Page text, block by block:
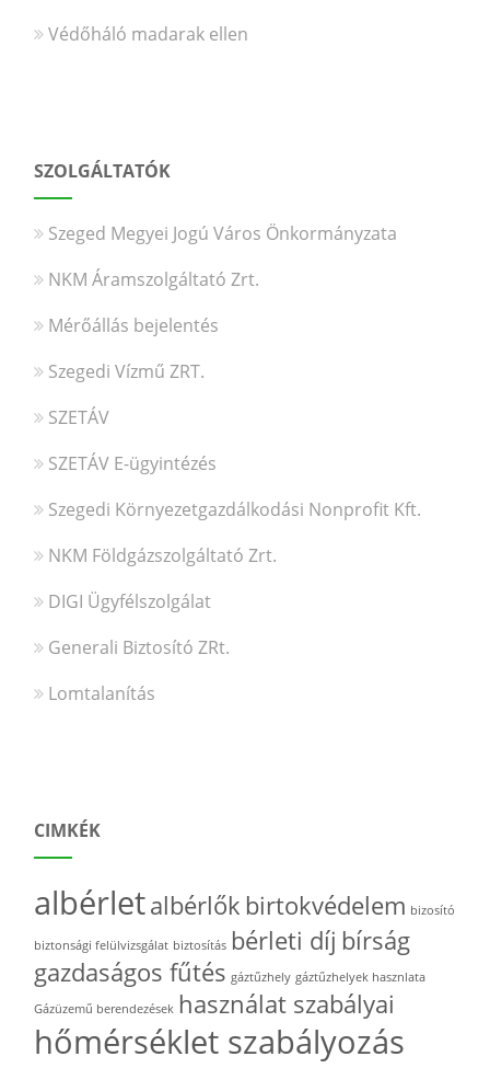
Védőháló madarak ellen
SZOLGÁLTATÓK
Szeged Megyei Jogú Város Önkormányzata
NKM Áramszolgáltató Zrt.
Mérőállás bejelentés
Szegedi Vízmű ZRT.
SZETÁV
SZETÁV E-ügyintézés
Szegedi Környezetgazdálkodási Nonprofit Kft.
NKM Földgázszolgáltató Zrt.
DIGI Ügyfélszolgálat
Generali Biztosító ZRt.
Lomtalanítás
CIMKÉK
albérletalbérlők birtokvédelem bizosító
biztonsági felülvizsgálat biztosítás bérleti díj bírság
gazdaságos fűtés gáztűzhely gáztűzhelyek hasznlata
Gázüzemű berendezések használat szabályai
hőmérséklet szabályozás